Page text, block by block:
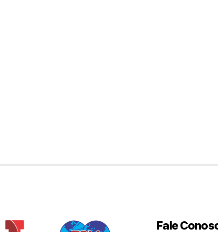
Fale